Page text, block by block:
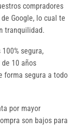
compradores
Google, lo cual te
tranquilidad.
segura,
10 años
forma segura a todo
por mayor
son bajos para